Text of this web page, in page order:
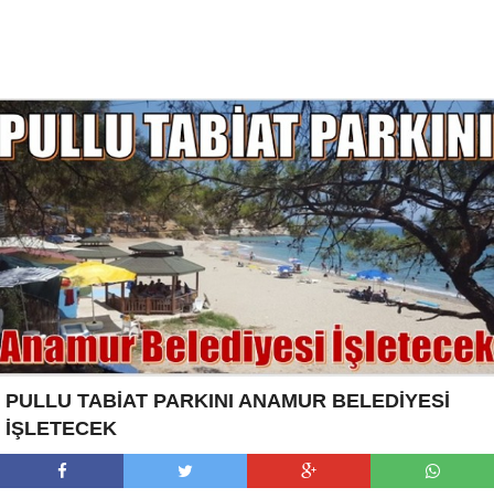
PULLU TABİAT PARKINI ANAMUR BELEDİYESİ
İŞLETECEK